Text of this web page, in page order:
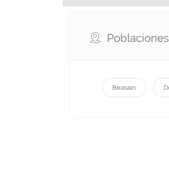
Poblaciones
Beasain